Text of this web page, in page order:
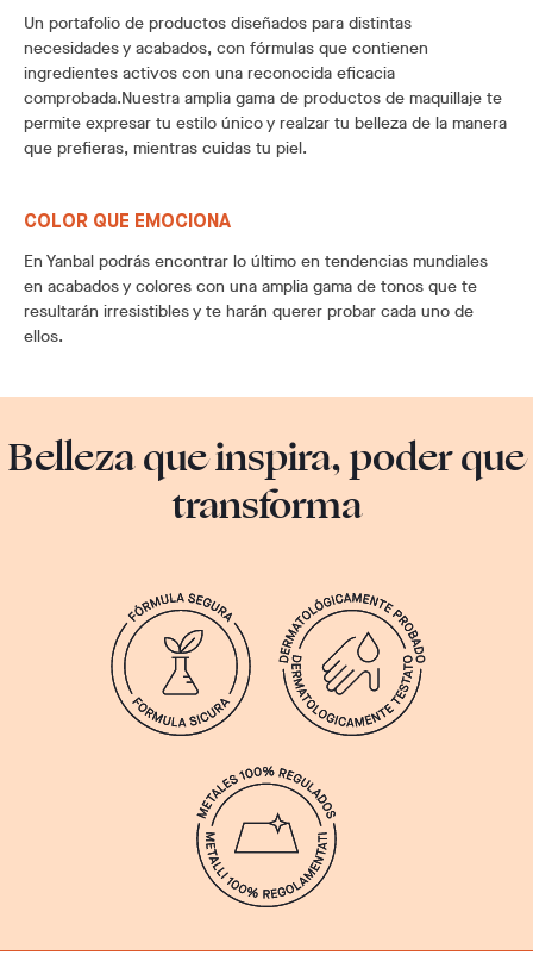
Un portafolio de productos diseñados para distintas
necesidades y acabados, con fórmulas que contienen
ingredientes activos con una reconocida eficacia
comprobada.Nuestra amplia gama de productos de maquillaje te
permite expresar tu estilo único y realzar tu belleza de la manera
que prefieras, mientras cuidas tu piel.
COLOR QUE EMOCIONA
En Yanbal podrás encontrar lo último en tendencias mundiales
en acabados y colores con una amplia gama de tonos que te
resultarán irresistibles y te harán querer probar cada uno de
ellos.
Belleza que inspira, poder que
transforma